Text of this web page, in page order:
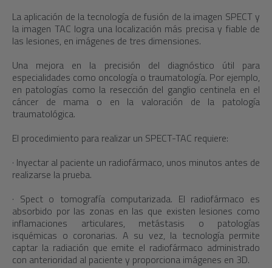
La aplicación de la tecnología de fusión de la imagen SPECT y
la imagen TAC logra una localización más precisa y fiable de
las lesiones, en imágenes de tres dimensiones.
Una mejora en la precisión del diagnóstico útil para
especialidades como oncología o traumatología. Por ejemplo,
en patologías como la resección del ganglio centinela en el
cáncer de mama o en la valoración de la patología
traumatológica.
El procedimiento para realizar un SPECT-TAC requiere:
· Inyectar al paciente un radiofármaco, unos minutos antes de
realizarse la prueba.
· Spect o tomografía computarizada. El radiofármaco es
absorbido por las zonas en las que existen lesiones como
inflamaciones articulares, metástasis o patologías
isquémicas o coronarias. A su vez, la tecnología permite
captar la radiación que emite el radiofármaco administrado
con anterioridad al paciente y proporciona imágenes en 3D.